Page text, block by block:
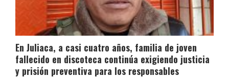
En Juliaca, a casi cuatro años, familia de joven
fallecido en discoteca continúa exigiendo justicia
y prisión preventiva para los responsables